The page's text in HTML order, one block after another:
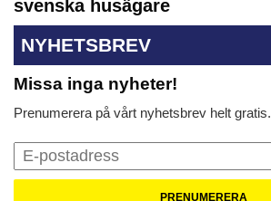
svenska husägare
NYHETSBREV
Missa inga nyheter!
Prenumerera på vårt nyhetsbrev helt gratis.